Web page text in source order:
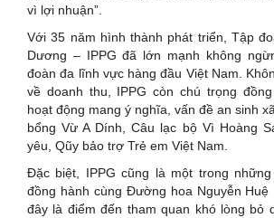
vì lợi nhuận”.
Với 35 năm hình thành phát triển, Tập
Dương – IPPG đã lớn mạnh không
đoàn đa lĩnh vực hàng đầu Việt Nam.
về doanh thu, IPPG còn chú trọng
hoạt động mang ý nghĩa, vấn đề an sinh
bổng Vừ A Dính, Câu lạc bộ Vì Hoàng
yêu, Qũy bảo trợ Trẻ em Việt Nam.
Đặc biệt, IPPG cũng là một trong
đồng hành cùng Đường hoa Nguyễn Huệ
đây là điểm đến tham quan khó lòng bỏ